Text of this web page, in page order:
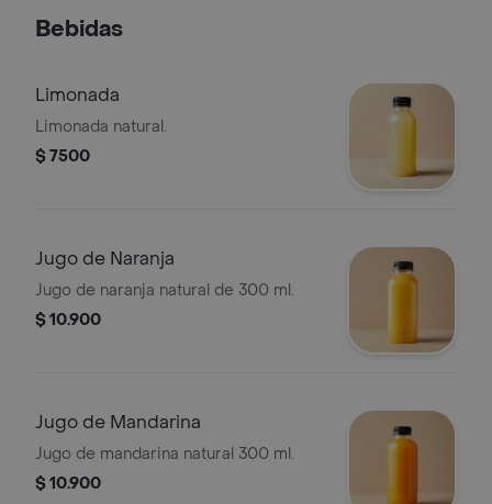
Bebidas
Limonada
Limonada natural.
$ 7500
Jugo de Naranja
Jugo de naranja natural de 300 ml.
$ 10.900
Jugo de Mandarina
Jugo de mandarina natural 300 ml.
$ 10.900